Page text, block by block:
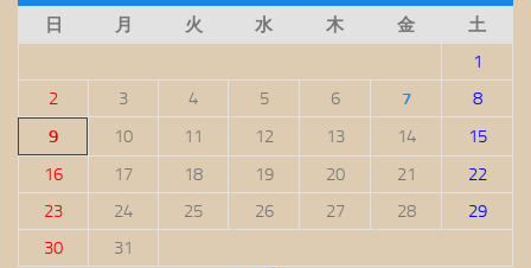
日
月 火 水 木 金
土
1
2
3 4 5 6 7
8
9
10 11 12 13 14
15
16
17 18 19 20 21
22
23
24 25 26 27 28
29
30
31